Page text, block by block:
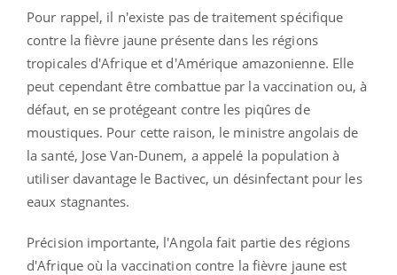
Pour rappel, il n'existe pas de traitement spécifique
contre la fièvre jaune présente dans les régions
tropicales d'Afrique et d'Amérique amazonienne. Elle
peut cependant être combattue par la vaccination ou, à
défaut, en se protégeant contre les piqûres de
moustiques. Pour cette raison, le ministre angolais de
la santé, Jose Van-Dunem, a appelé la population à
utiliser davantage le Bactivec, un désinfectant pour les
eaux stagnantes.
Précision importante, l'Angola fait partie des régions
d'Afrique où la vaccination contre la fièvre jaune est